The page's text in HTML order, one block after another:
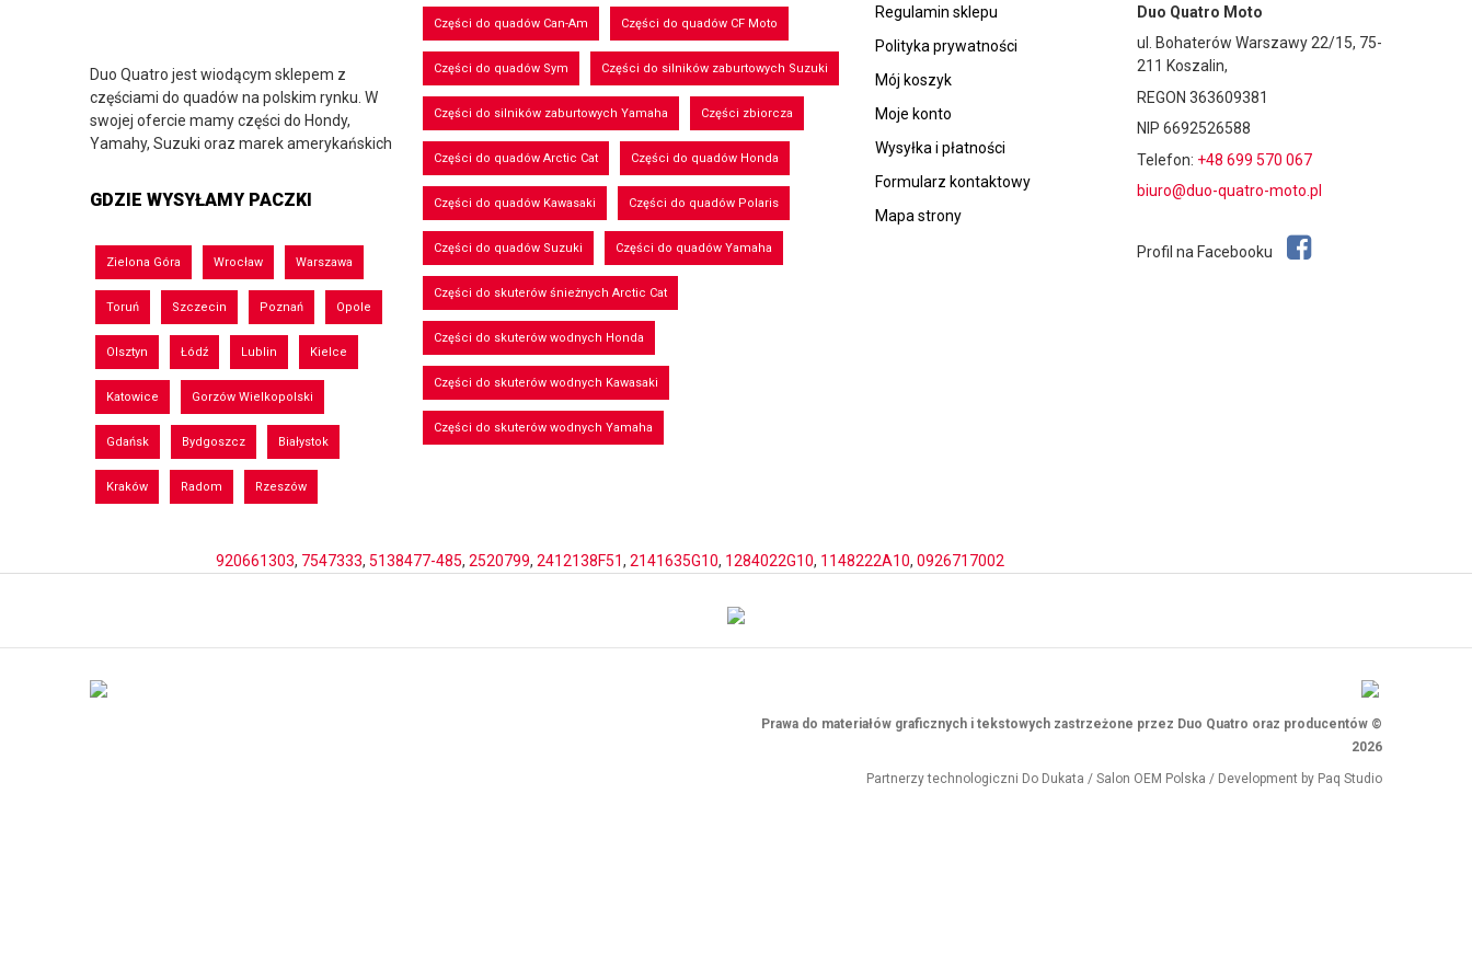
Duo Quatro jest wiodącym sklepem z
częściami do quadów na polskim rynku. W
swojej ofercie mamy części do Hondy,
Yamahy, Suzuki oraz marek amerykańskich
GDZIE WYSYŁAMY PACZKI
Zielona Góra Wrocław Warszawa
Toruń Szczecin Poznań Opole
Olsztyn Łódź Lublin Kielce
Katowice Gorzów Wielkopolski
Gdańsk Bydgoszcz Białystok
Kraków Radom Rzeszów
Części do quadów Can-Am Części do quadów CF Moto
Części do quadów Sym Części do silników zaburtowych Suzuki
Części do silników zaburtowych Yamaha Części zbiorcza
Części do quadów Arctic Cat Części do quadów Honda
Części do quadów Kawasaki Części do quadów Polaris
Części do quadów Suzuki Części do quadów Yamaha
Części do skuterów śnieżnych Arctic Cat
Części do skuterów wodnych Honda
Części do skuterów wodnych Kawasaki
Części do skuterów wodnych Yamaha
Regulamin sklepu
Polityka prywatności
Mój koszyk
Moje konto
Wysyłka i płatności
Formularz kontaktowy
Mapa strony
Duo Quatro Moto
ul. Bohaterów Warszawy 22/15, 75-
211 Koszalin,
REGON 363609381
NIP 6692526588
Telefon: +48 699 570 067
biuro@duo-quatro-moto.pl
Profil na Facebooku
920661303, 7547333, 5138477-485, 2520799, 2412138F51, 2141635G10, 1284022G10, 1148222A10, 0926717002
Prawa do materiałów graficznych i tekstowych zastrzeżone przez Duo Quatro oraz producentów ©
2026
Partnerzy technologiczni Do Dukata / Salon OEM Polska / Development by Paq Studio